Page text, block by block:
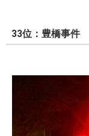
33位：豊橋事件